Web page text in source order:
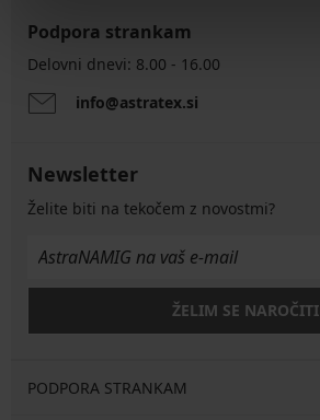
Podpora strankam
Delovni dnevi: 8.00 - 16.00
info@astratex.si
Newsletter
Želite biti na tekočem z novostmi?
ŽELIM SE NAROČITI
PODPORA STRANKAM